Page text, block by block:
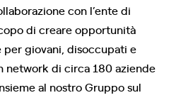
con l’ente di
di creare opportunità
giovani, disoccupati e
network di circa 180 aziende
al nostro Gruppo sul